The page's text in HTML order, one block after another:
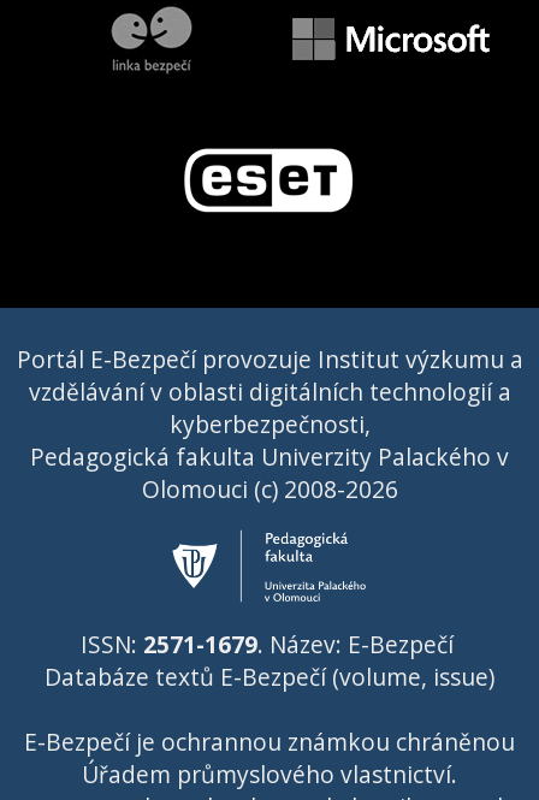
Portál E-Bezpečí provozuje Institut výzkumu a
vzdělávání v oblasti digitálních technologií a
kyberbezpečnosti,
Pedagogická fakulta Univerzity Palackého v
Olomouci (c) 2008-2026
ISSN: 2571-1679. Název: E-Bezpečí
Databáze textů E-Bezpečí (volume, issue)
E-Bezpečí je ochrannou známkou chráněnou
Úřadem průmyslového vlastnictví.